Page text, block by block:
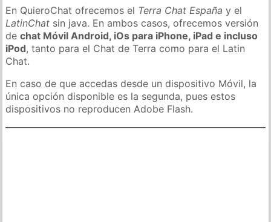
En QuieroChat ofrecemos el Terra Chat España y el
LatinChat sin java. En ambos casos, ofrecemos versión
dechat Móvil Android, iOs para iPhone, iPad e incluso
iPod, tanto para el Chat de Terra como para el Latin
Chat.
En caso de que accedas desde un dispositivo Móvil, la
única opción disponible es la segunda, pues estos
dispositivos no reproducen Adobe Flash.